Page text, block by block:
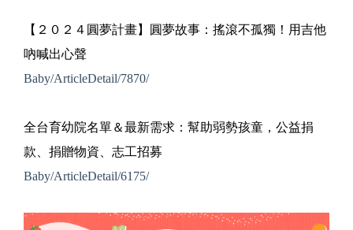
【２０２４圓夢計畫】圓夢故事：搖滾不孤獨！用吉他
吶喊出心聲
Baby/ArticleDetail/7870/
全台育幼院名單＆最新需求：幫助弱勢孩童，公益捐
款、捐贈物資、志工招募
Baby/ArticleDetail/6175/